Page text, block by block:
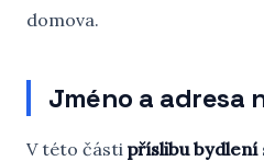
domova.
Jméno a adresa
V této části příslibu bydlení